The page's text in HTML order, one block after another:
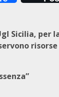
Sicilia, per